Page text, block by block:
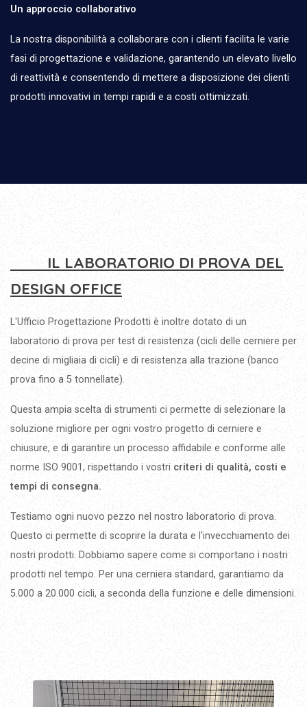
Un approccio collaborativo
La nostra disponibilità a collaborare con i clienti facilita le varie
fasi di progettazione e validazione, garantendo un elevato livello
di reattività e consentendo di mettere a disposizione dei clienti
prodotti innovativi in tempi rapidi e a costi ottimizzati.
IL LABORATORIO DI PROVA DEL
DESIGN OFFICE
L'Ufficio Progettazione Prodotti è inoltre dotato di un
laboratorio di prova per test di resistenza (cicli delle cerniere per
decine di migliaia di cicli) e di resistenza alla trazione (banco
prova fino a 5 tonnellate).
Questa ampia scelta di strumenti ci permette di selezionare la
soluzione migliore per ogni vostro progetto di cerniere e
chiusure, e di garantire un processo affidabile e conforme alle
norme ISO 9001, rispettando i vostri criteri di qualità, costi e
tempi di consegna.
Testiamo ogni nuovo pezzo nel nostro laboratorio di prova.
Questo ci permette di scoprire la durata e l'invecchiamento dei
nostri prodotti. Dobbiamo sapere come si comportano i nostri
prodotti nel tempo. Per una cerniera standard, garantiamo da
5.000 a 20.000 cicli, a seconda della funzione e delle dimensioni.